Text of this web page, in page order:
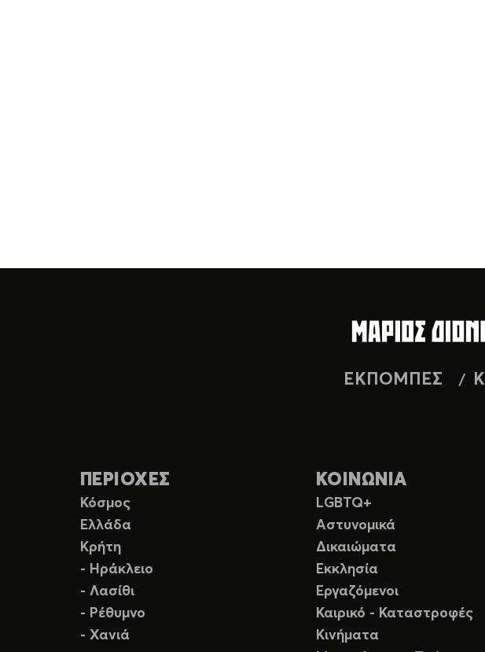
ΕΚΠΟΜΠΕΣ
ΠΕΡΙΟΧΕΣ
Κόσμος
Ελλάδα
Κρήτη
- Ηράκλειο
- Λασίθι
- Ρέθυμνο
- Χανιά
ΚΟΙΝΩΝΙΑ
LGBTQ+
Αστυνομικά
Δικαιώματα
Εκκλησία
Εργαζόμενοι
Καιρικό - Καταστροφές
Κινήματα